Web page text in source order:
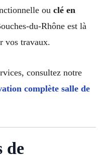
ou clé en
du-Rhône est là
vos travaux.
consultez notre
complète salle de
de